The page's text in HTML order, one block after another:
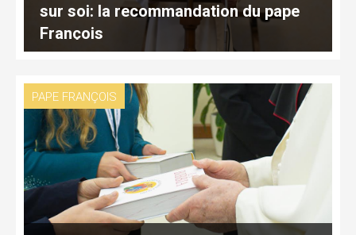
sur soi: la recommandation du pape
François
PAPE FRANÇOIS